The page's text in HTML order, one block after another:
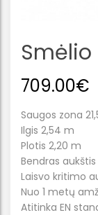
Smėlio
709.00€
Saugos zona
Ilgis 2,54 m
Plotis 2,20 m
Bendras
Laisvo kritimo
Nuo 1 metų
Atitinka EN